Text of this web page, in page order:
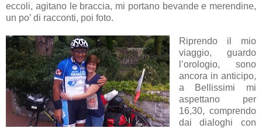
eccoli, agitano le braccia, mi portano bevande e merendine,
un po’ di racconti, poi foto.
Riprendo il mio
viaggio, guardo
l’orologio, sono
ancora in anticipo,
a Bellissimi mi
aspettano per
16,30, comprendo
dai dialoghi con